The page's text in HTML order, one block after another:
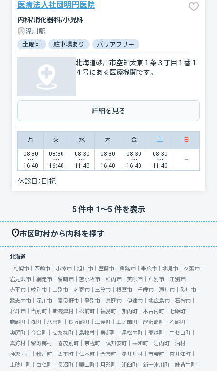
医療法人社団明円医院
内科/消化器科/小児科
滝川駅
土曜可 駐車場あり バリアフリー
北海道砂川市空知太東１条３丁目１番１
４号にある医療機関です。
詳細を見る
月 火 水 木 金 土 日
08:30
〜
16:40
08:30
〜
16:40
08:30
〜
11:40
08:30
〜
16:40
08:30
〜
16:40
08:30
〜
11:40
休診日： 日|祝
5件中 1〜5件を表示
市区町村から内科を探す
北海道
札幌市｜ 函館市｜ 小樽市｜ 旭川市｜ 室蘭市｜ 釧路市｜ 帯広市｜ 北見市｜ 夕張市｜
岩見沢市｜ 網走市｜ 留萌市｜ 苫小牧市｜ 稚内市｜ 美唄市｜ 芦別市｜ 江別市｜
赤平市｜ 紋別市｜ 士別市｜ 名寄市｜ 三笠市｜ 根室市｜ 千歳市｜ 滝川市｜ 砂川市｜
歌志内市｜ 深川市｜ 富良野市｜ 登別市｜ 恵庭市｜ 伊達市｜ 北広島市｜ 石狩市｜
北斗市｜ 当別町｜ 新篠津村｜ 松前町｜ 福島町｜ 知内町｜ 木古内町｜ 七飯町｜
鹿部町｜ 森町｜ 八雲町｜ 長万部町｜ 江差町｜ 上ノ国町｜ 厚沢部町｜ 乙部町｜
奥尻町｜ 今金町｜ せたな町｜ 島牧村｜ 寿都町｜ 黒松内町｜ 蘭越町｜ ニセコ町｜
真狩村｜ 留寿都村｜ 喜茂別町｜ 京極町｜ 倶知安町｜ 共和町｜ 岩内町｜ 泊村｜
神恵内村｜ 積丹町｜ 古平町｜ 仁木町｜ 余市町｜ 赤井川村｜ 南幌町｜ 奈井江町｜
上砂川町｜ 由仁町｜ 長沼町｜ 栗山町｜ 月形町｜ 浦臼町｜ 新十津川町｜ 妹背牛町｜